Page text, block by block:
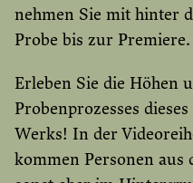
nehmen Sie mit hinter
Probe bis zur Premiere.
Erleben Sie die Höhen
Probenprozesses
Werks! In der
kommen Personen aus